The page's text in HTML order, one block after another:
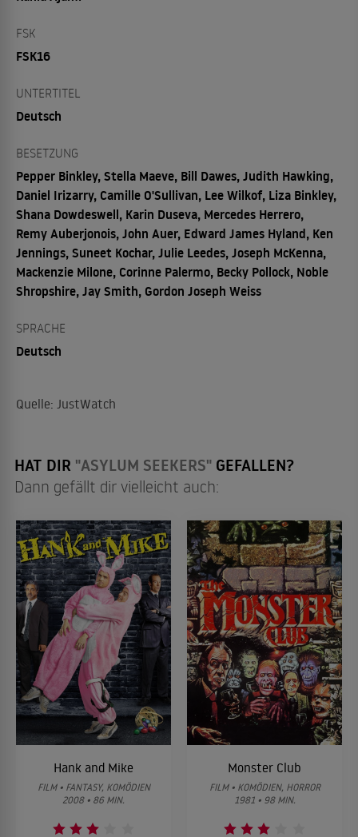
FSK
FSK16
UNTERTITEL
Deutsch
BESETZUNG
Pepper Binkley, Stella Maeve, Bill Dawes, Judith Hawking,
Daniel Irizarry, Camille O'Sullivan, Lee Wilkof, Liza Binkley,
Shana Dowdeswell, Karin Duseva, Mercedes Herrero,
Remy Auberjonois, John Auer, Edward James Hyland, Ken
Jennings, Suneet Kochar, Julie Leedes, Joseph McKenna,
Mackenzie Milone, Corinne Palermo, Becky Pollock, Noble
Shropshire, Jay Smith, Gordon Joseph Weiss
SPRACHE
Deutsch
Quelle: JustWatch
HAT DIR "ASYLUM SEEKERS" GEFALLEN?
Dann gefällt dir vielleicht auch:
Hank and Mike
FILM • FANTASY, KOMÖDIEN
2008 • 86 MIN.
Monster Club
FILM • KOMÖDIEN, HORROR
1981 • 98 MIN.